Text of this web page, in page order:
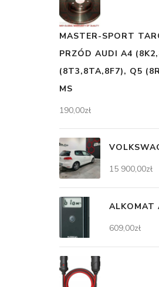
MASTER-SPORT
PRZÓD AUDI A4
(8T3,8TA,8F7), Q5
MS
190,00zł
15 900,00zł
ALKOMAT
609,00zł